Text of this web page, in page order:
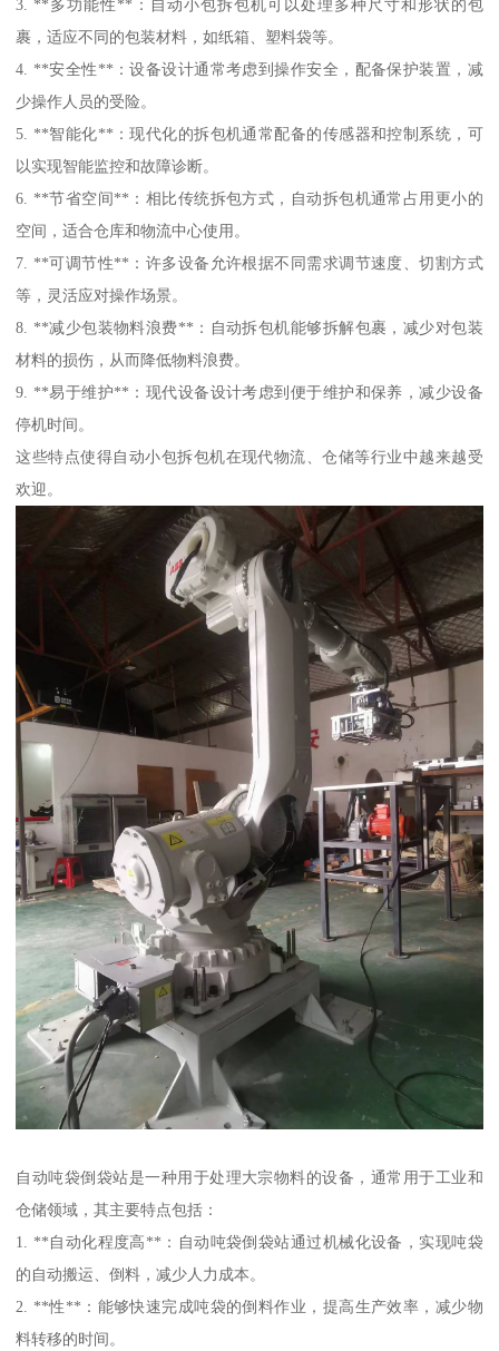
3. **多功能性**：自动小包拆包机可以处理多种尺寸和形状的包
裹，适应不同的包装材料，如纸箱、塑料袋等。
4. **安全性**：设备设计通常考虑到操作安全，配备保护装置，减
少操作人员的受险。
5. **智能化**：现代化的拆包机通常配备的传感器和控制系统，可
以实现智能监控和故障诊断。
6. **节省空间**：相比传统拆包方式，自动拆包机通常占用更小的
空间，适合仓库和物流中心使用。
7. **可调节性**：许多设备允许根据不同需求调节速度、切割方式
等，灵活应对操作场景。
8. **减少包装物料浪费**：自动拆包机能够拆解包裹，减少对包装
材料的损伤，从而降低物料浪费。
9. **易于维护**：现代设备设计考虑到便于维护和保养，减少设备
停机时间。
这些特点使得自动小包拆包机在现代物流、仓储等行业中越来越受
欢迎。
自动吨袋倒袋站是一种用于处理大宗物料的设备，通常用于工业和
仓储领域，其主要特点包括：
1. **自动化程度高**：自动吨袋倒袋站通过机械化设备，实现吨袋
的自动搬运、倒料，减少人力成本。
2. **性**：能够快速完成吨袋的倒料作业，提高生产效率，减少物
料转移的时间。